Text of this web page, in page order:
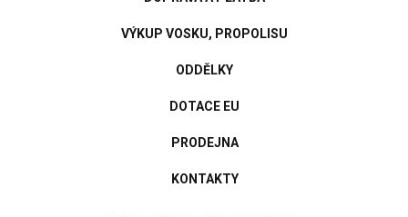
VÝKUP VOSKU, PROPOLISU
ODDĚLKY
DOTACE EU
PRODEJNA
KONTAKTY